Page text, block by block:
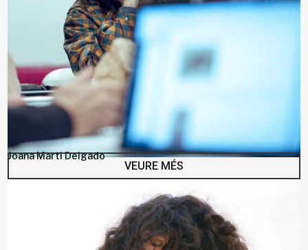
Joana Marti Delgado
VEURE MÉS